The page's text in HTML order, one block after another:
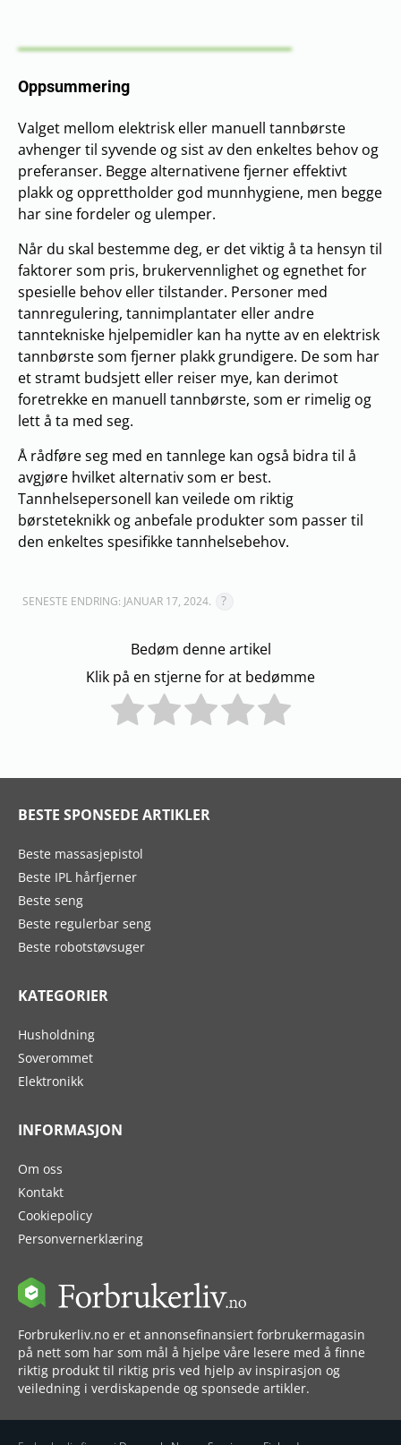
Oppsummering
Valget mellom elektrisk eller manuell tannbørste
avhenger til syvende og sist av den enkeltes behov og
preferanser. Begge alternativene fjerner effektivt
plakk og opprettholder god munnhygiene, men begge
har sine fordeler og ulemper.
Når du skal bestemme deg, er det viktig å ta hensyn til
faktorer som pris, brukervennlighet og egnethet for
spesielle behov eller tilstander. Personer med
tannregulering, tannimplantater eller andre
tanntekniske hjelpemidler kan ha nytte av en elektrisk
tannbørste som fjerner plakk grundigere. De som har
et stramt budsjett eller reiser mye, kan derimot
foretrekke en manuell tannbørste, som er rimelig og
lett å ta med seg.
Å rådføre seg med en tannlege kan også bidra til å
avgjøre hvilket alternativ som er best.
Tannhelsepersonell kan veilede om riktig
børsteteknikk og anbefale produkter som passer til
den enkeltes spesifikke tannhelsebehov.
SENESTE ENDRING: JANUAR 17, 2024.
Bedøm denne artikel
Klik på en stjerne for at bedømme
Forbrukerliv.no er et annonsefinansiert forbrukermagasin
på nett som har som mål å hjelpe våre lesere med å finne
riktig produkt til riktig pris ved hjelp av inspirasjon og
veiledning i verdiskapende og sponsede artikler.
INFORMASJON
Om oss
Kontakt
Cookiepolicy
Personvernerklæring
KATEGORIER
Husholdning
Soverommet
Elektronikk
BESTE SPONSEDE ARTIKLER
Beste massasjepistol
Beste IPL hårfjerner
Beste seng
Beste regulerbar seng
Beste robotstøvsuger